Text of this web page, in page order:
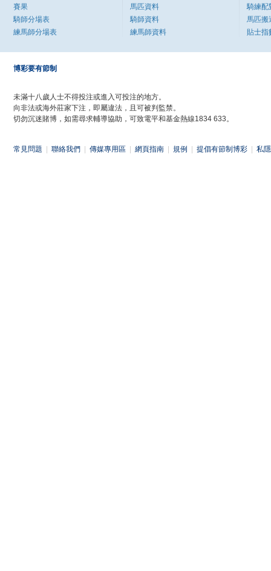
賽果
騎師分場表
練馬師分場表
馬匹資料
騎師資料
練馬師資料
騎練配
馬匹搬
貼士指
博彩要有節制
未滿十八歲人士不得投注或進入可投注的地方。
向非法或海外莊家下注，即屬違法，且可被判監禁。
切勿沉迷賭博，如需尋求輔導協助，可致電平和基金熱線1834 633。
常見問題 聯絡我們 傳媒專用區 網頁指南 規例 提倡有節制博彩 私